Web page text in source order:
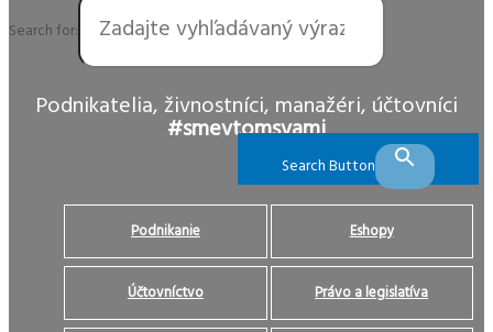
Search for:
Search Button
Podnikatelia, živnostníci, manažéri, účtovníci
#smevtomsvami
Podnikanie Eshopy
Účtovníctvo Právo a legislatíva